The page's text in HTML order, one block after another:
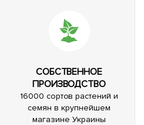
СОБСТВЕННОЕ
ПРОИЗВОДСТВО
16000 сортов растений и
семян в крупнейшем
магазине Украины